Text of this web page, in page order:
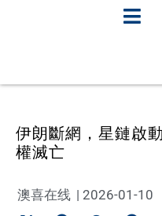
伊朗斷網，星鏈啟
權滅亡
澳喜在线 | 2026-01-10